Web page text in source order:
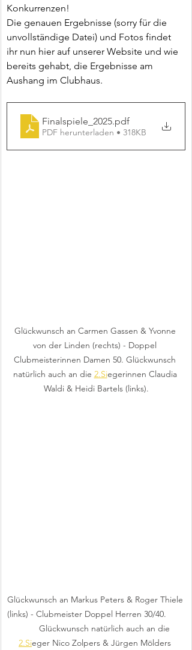
Konkurrenzen!
Die genauen Ergebnisse (sorry für die
unvollständige Datei) und Fotos findet
ihr nun hier auf unserer Website und wie
bereits gehabt, die Ergebnisse am
Aushang im Clubhaus.
Finalspiele_2025.pdf
PDF herunterladen • 318KB
Glückwunsch an Carmen Gassen & Yvonne
von der Linden (rechts) - Doppel
Clubmeisterinnen Damen 50. Glückwunsch
natürlich auch an die 2.Siegerinnen Claudia
Waldi & Heidi Bartels (links).
Glückwunsch an Markus Peters & Roger Thiele
(links) - Clubmeister Doppel Herren 30/40.
        Glückwunsch natürlich auch an die
2.Sieger Nico Zolpers & Jürgen Mölders